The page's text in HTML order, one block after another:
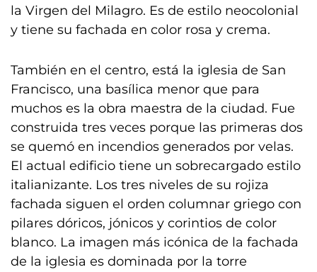
la Virgen del Milagro. Es de estilo neocolonial
y tiene su fachada en color rosa y crema.
También en el centro, está la iglesia de San
Francisco, una basílica menor que para
muchos es la obra maestra de la ciudad. Fue
construida tres veces porque las primeras dos
se quemó en incendios generados por velas.
El actual edificio tiene un sobrecargado estilo
italianizante. Los tres niveles de su rojiza
fachada siguen el orden columnar griego con
pilares dóricos, jónicos y corintios de color
blanco. La imagen más icónica de la fachada
de la iglesia es dominada por la torre